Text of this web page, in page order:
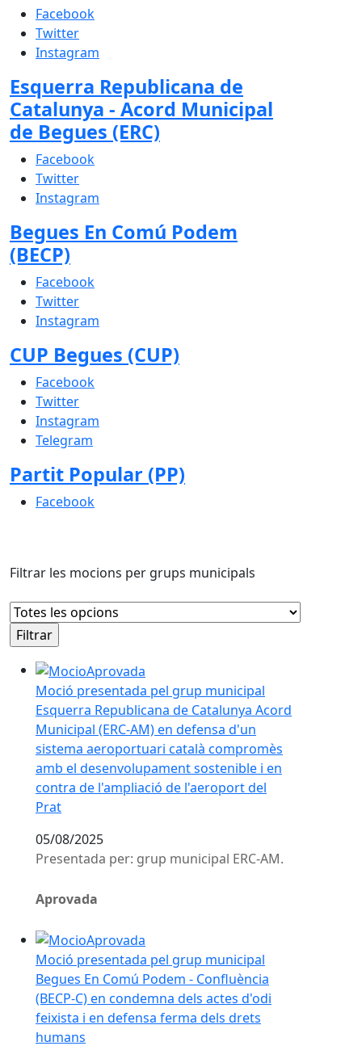
Facebook
Twitter
Instagram
Esquerra Republicana de
Catalunya - Acord Municipal
de Begues (ERC)
Facebook
Twitter
Instagram
Begues En Comú Podem
(BECP)
Facebook
Twitter
Instagram
CUP Begues (CUP)
Facebook
Twitter
Instagram
Telegram
Partit Popular (PP)
Facebook
Filtrar les mocions per grups municipals
Moció presentada pel grup municipal Esquerra
Moció presentada pel grup municipal
Esquerra Republicana de Catalunya Acord
Municipal (ERC-AM) en defensa d'un
sistema aeroportuari català compromès
amb el desenvolupament sostenible i en
contra de l'ampliació de l'aeroport del
Prat
05/08/2025
Presentada per: grup municipal ERC-AM.
Aprovada
Moció presentada pel grup municipal Begues En
Moció presentada pel grup municipal
Begues En Comú Podem - Confluència
(BECP-C) en condemna dels actes d'odi
feixista i en defensa ferma dels drets
humans